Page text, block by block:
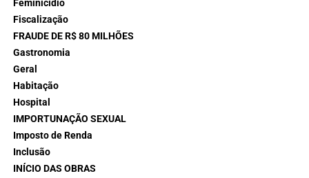
Feminicídio
Fiscalização
FRAUDE DE R$ 80 MILHÕES
Gastronomia
Geral
Habitação
Hospital
IMPORTUNAÇÃO SEXUAL
Imposto de Renda
Inclusão
INÍCIO DAS OBRAS